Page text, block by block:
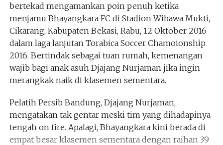
bertekad mengamankan poin penuh ketika
menjamu Bhayangkara FC di Stadion Wibawa Mukti,
Cikarang, Kabupaten Bekasi, Rabu, 12 Oktober 2016
dalam laga lanjutan Torabica Soccer Chamoionship
2016. Bertindak sebagai tuan rumah, kemenangan
wajib bagi anak asuh Djajang Nurjaman jika ingin
merangkak naik di klasemen sementara.
Pelatih Persib Bandung, Djajang Nurjaman,
mengatakan tak gentar meski tim yang dihadapinya
tengah on fire. Apalagi, Bhayangkara kini berada di
empat besar klasemen sementara dengan raihan 39